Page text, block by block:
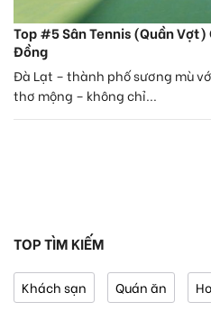
Top #5 Sân Tennis (Quần
Đồng
Đà Lạt – thành phố sương mù
thơ mộng – không chỉ...
TOP TÌM KIẾM
Khách sạn Quán ăn